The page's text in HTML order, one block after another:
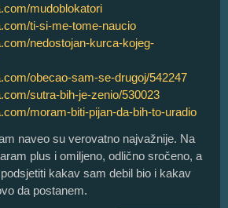
mudoblokatori
ti-si-me-tome-naucio
nedostojan-kurca-kojeg-
obecao-sam-se-drugoj/542247
sutra-bih-je-zenio/530023
moram-biti-pijan-da-bih-to-uradio
naveo su verovatno najvažnije. Na
plus i omiljeno, odlično sročeno, a
kakav sam debil bio i kakav
da postanem.